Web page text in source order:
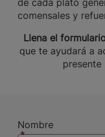
de cada plato
comensales y
Llena el
que te ayudará a
presente
Nombre